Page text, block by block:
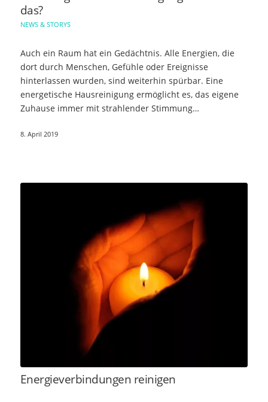
das?
NEWS & STORYS
Auch ein Raum hat ein Gedächtnis. Alle Energien, die
dort durch Menschen, Gefühle oder Ereignisse
hinterlassen wurden, sind weiterhin spürbar. Eine
energetische Hausreinigung ermöglicht es, das eigene
Zuhause immer mit strahlender Stimmung…
8. April 2019
Energieverbindungen reinigen